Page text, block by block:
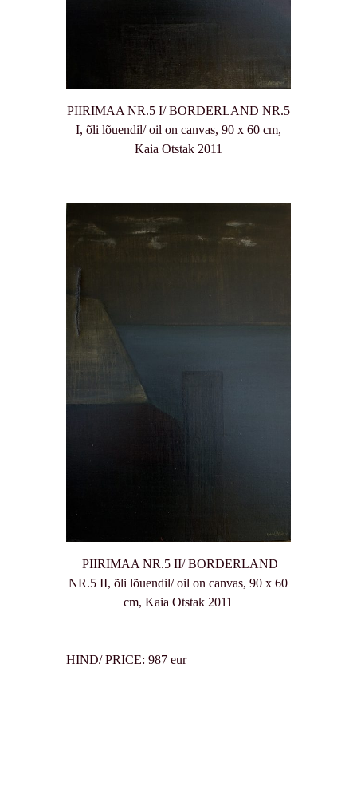
PIIRIMAA NR.5 I/ BORDERLAND NR.5
I, õli lõuendil/ oil on canvas, 90 x 60 cm,
Kaia Otstak 2011
PIIRIMAA NR.5 II/ BORDERLAND
NR.5 II, õli lõuendil/ oil on canvas, 90 x 60
cm, Kaia Otstak 2011
HIND/ PRICE: 987 eur